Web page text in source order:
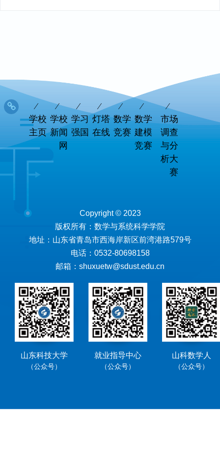
学校
主页
学校
新闻
网
学习
强国
灯塔
在线
数学
竞赛
数学
建模
竞赛
市场
调查
与分
析大
赛
Copyright © 2023
版权所有：数学与系统科学学院
地址：山东省青岛市西海岸新区前湾港路579号
电话：0532-80698158
邮箱：shuxuetw@sdust.edu.cn
山东科技大学
（公众号）
就业指导中心
（公众号）
山科数学人
（公众号）